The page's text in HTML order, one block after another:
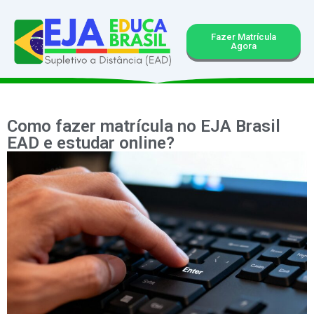
Fazer Matrícula
Agora
Como fazer matrícula no EJA Brasil
EAD e estudar online?